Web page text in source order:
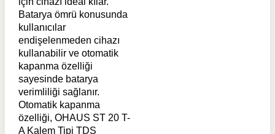
Batarya ömrü konusunda
kullanıcılar
endişelenmeden cihazı
kullanabilir ve otomatik
kapanma özelliği
sayesinde batarya
verimliliği sağlanır.
Otomatik kapanma
özelliği, OHAUS ST 20 T-
A Kalem Tipi TDS